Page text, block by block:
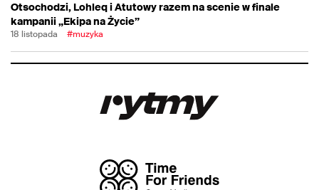
Otsochodzi, Lohleq i Atutowy razem na scenie w finale
kampanii „Ekipa na Życie”
18 listopada #muzyka